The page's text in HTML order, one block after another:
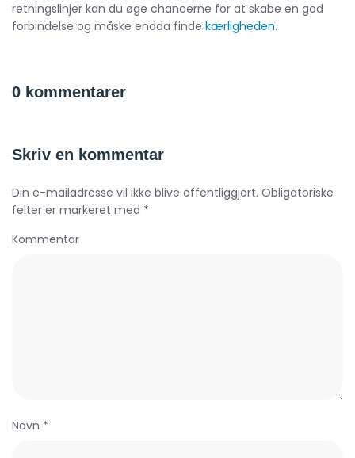
retningslinjer kan du øge chancerne for at skabe en god
forbindelse og måske endda finde kærligheden.
0 kommentarer
Skriv en kommentar
Din e-mailadresse vil ikke blive offentliggjort. Obligatoriske
felter er markeret med *
Kommentar
Navn *